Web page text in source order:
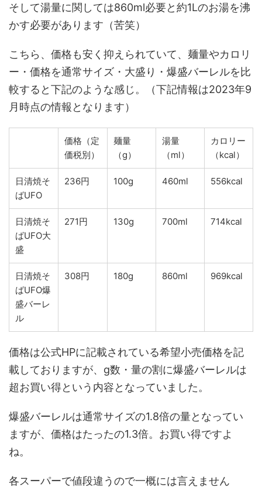
そして湯量に関しては860ml必要と約1Lのお湯を沸
かす必要があります（苦笑）
こちら、価格も安く抑えられていて、麺量やカロリ
ー・価格を通常サイズ・大盛り・爆盛バーレルを比
較すると下記のような感じ。（下記情報は2023年9
月時点の情報となります）
価格（定
価税別）
麺量
（g）
湯量
（ml）
カロリー
（kcal）
日清焼そ
ばUFO
236円 100g 460ml 556kcal
日清焼そ
ばUFO大
盛
271円 130g 700ml 714kcal
日清焼そ
ばUFO爆
盛バーレ
ル
308円 180g 860ml 969kcal
価格は公式HPに記載されている希望小売価格を記
載しておりますが、g数・量の割に爆盛バーレルは
超お買い得という内容となっていました。
爆盛バーレルは通常サイズの1.8倍の量となってい
ますが、価格はたったの1.3倍。お買い得ですよ
ね。
各スーパーで値段違うので一概には言えません